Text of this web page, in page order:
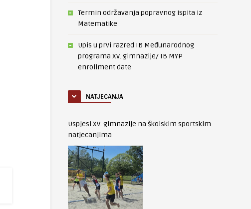
Termin održavanja popravnog ispita iz
Matematike
Upis u prvi razred IB Međunarodnog
programa XV. gimnazije/ IB MYP
enrollment date
NATJECANJA
Uspjesi XV. gimnazije na školskim sportskim
natjecanjima